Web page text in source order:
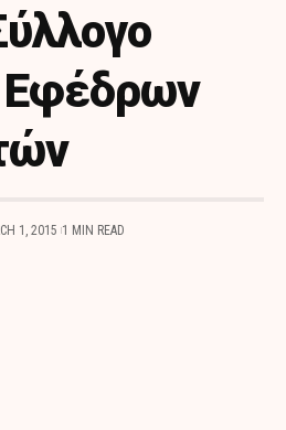
Εφέδρων
1, 2015 1 MIN READ